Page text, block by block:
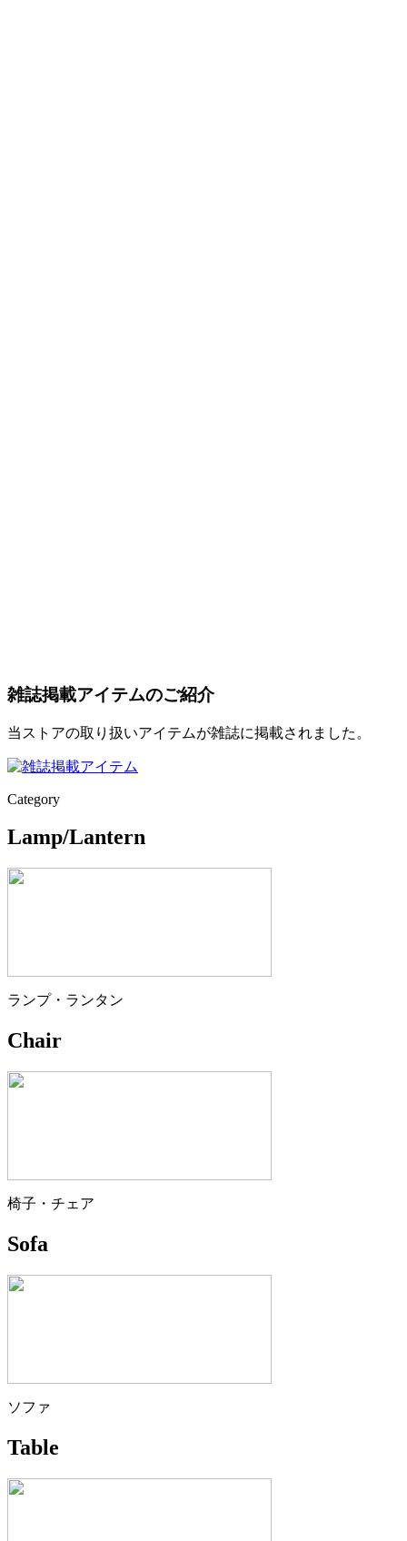
雑誌掲載アイテムのご紹介
当ストアの取り扱いアイテムが雑誌に掲載されました。
Category
Lamp/Lantern
ランプ・ランタン
Chair
椅子・チェア
Sofa
ソファ
Table